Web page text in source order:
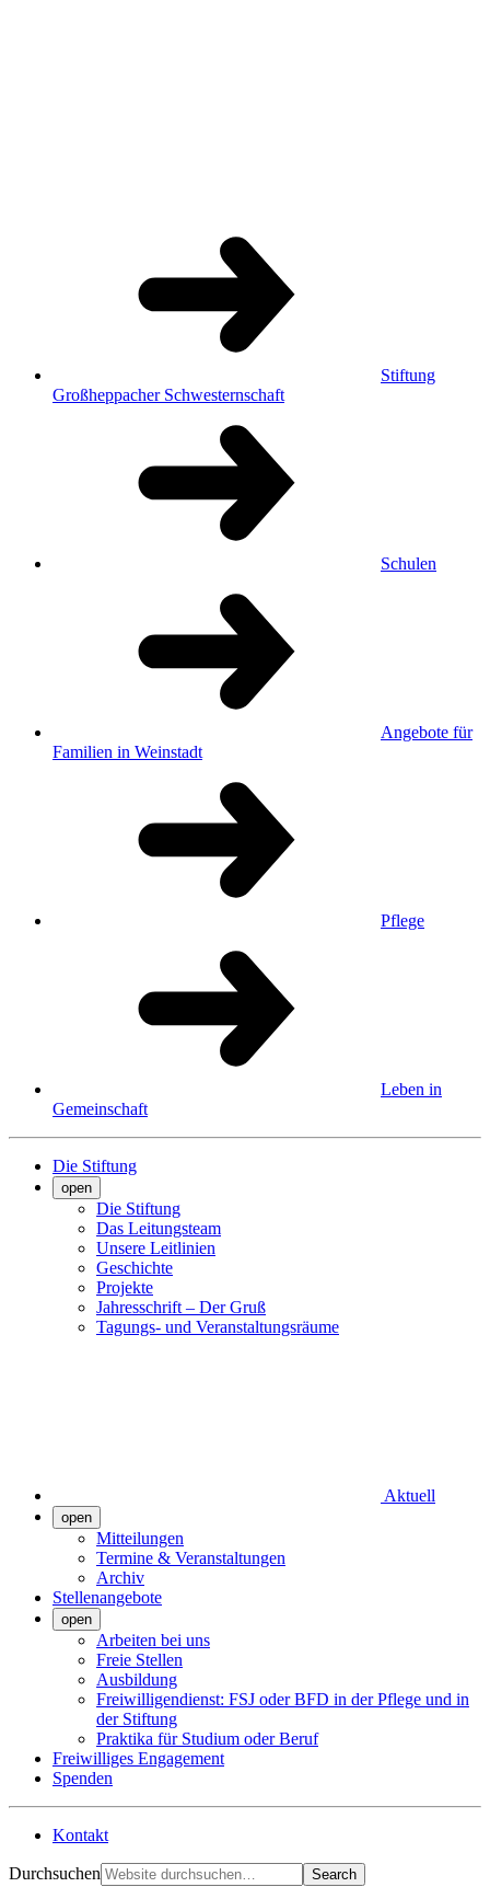
Stiftung
Großheppacher Schwesternschaft
Schulen
Angebote für
Familien in Weinstadt
Pflege
Leben in
Gemeinschaft
Die Stiftung
open
Die Stiftung
Das Leitungsteam
Unsere Leitlinien
Geschichte
Projekte
Jahresschrift – Der Gruß
Tagungs- und Veranstaltungsräume
Aktuell
open
Mitteilungen
Termine & Veranstaltungen
Archiv
Stellenangebote
open
Arbeiten bei uns
Freie Stellen
Ausbildung
Freiwilligendienst: FSJ oder BFD in der Pflege und in
der Stiftung
Praktika für Studium oder Beruf
Freiwilliges Engagement
Spenden
Kontakt
Durchsuchen Search